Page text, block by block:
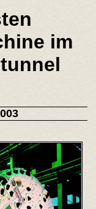
im